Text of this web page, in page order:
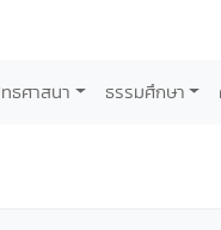
ธศาสนา ธรรมศึกษา